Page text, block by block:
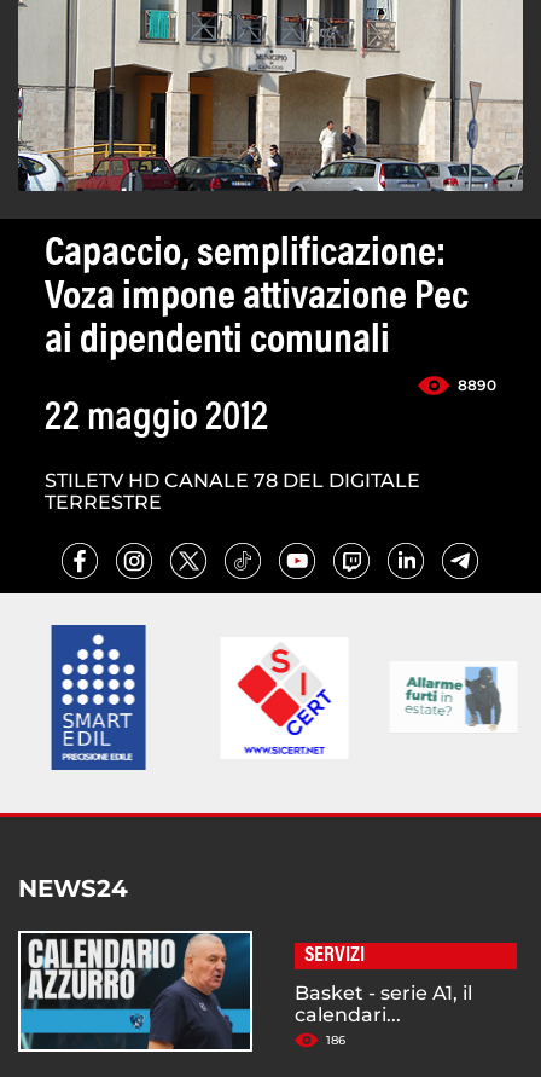
Capaccio, semplificazione:
Voza impone attivazione Pec
ai dipendenti comunali
8890
22 maggio 2012
STILETV HD CANALE 78 DEL DIGITALE
TERRESTRE
NEWS24
SERVIZI
Basket - serie A1, il
calendari...
186